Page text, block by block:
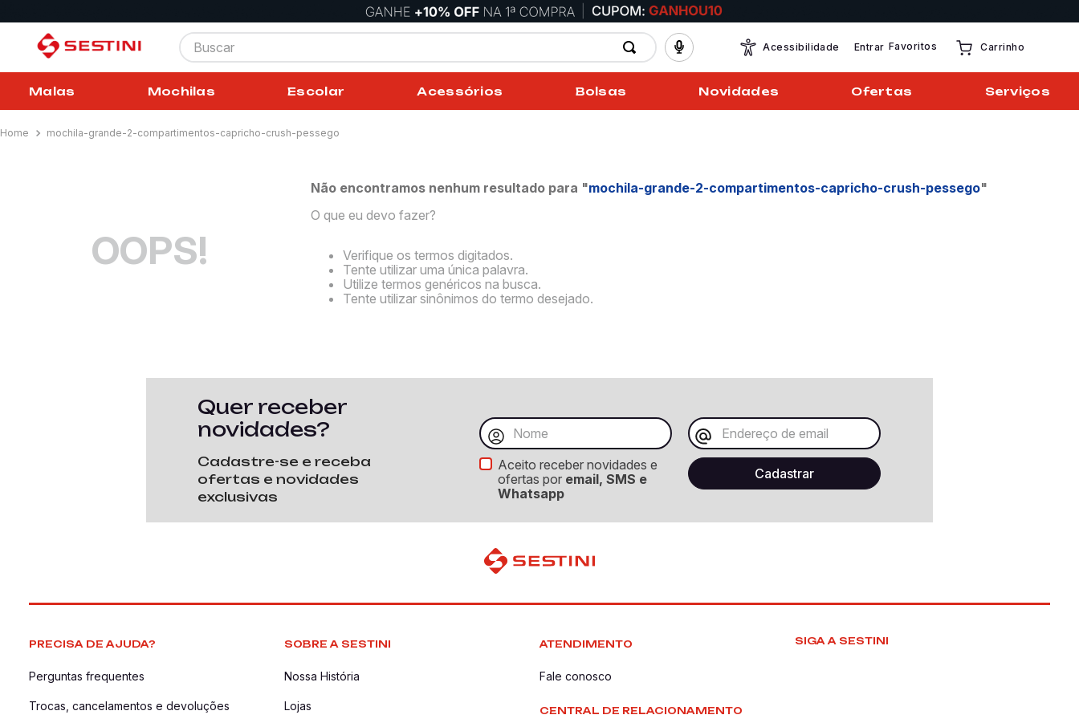
Buscar
Acessibilidade Entrar Favoritos Carrinho
Malas Mochilas Escolar Acessórios Bolsas Novidades Ofertas Serviços
mochila-grande-2-compartimentos-capricho-crush-pessego
OOPS!
Não encontramos nenhum resultado para "mochila-grande-2-compartimentos-capricho-crush-pessego"
O que eu devo fazer?
Verifique os termos digitados.
Tente utilizar uma única palavra.
Utilize termos genéricos na busca.
Tente utilizar sinônimos do termo desejado.
Quer receber
novidades?
Cadastre-se e receba
ofertas e novidades
exclusivas
Aceito receber novidades e
ofertas por email, SMS e
Whatsapp
PRECISA DE AJUDA?
Perguntas frequentes
Trocas, cancelamentos e devoluções
SOBRE A SESTINI
Nossa História
Lojas
ATENDIMENTO
Fale conosco
CENTRAL DE RELACIONAMENTO
SIGA A SESTINI